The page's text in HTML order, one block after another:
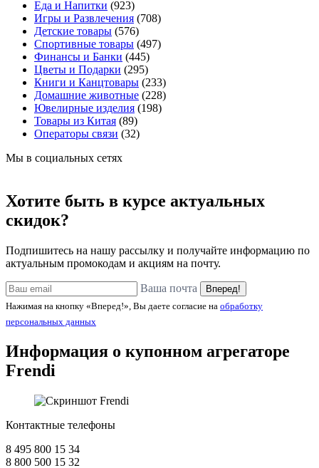
Еда и Напитки (923)
Игры и Развлечения (708)
Детские товары (576)
Спортивные товары (497)
Финансы и Банки (445)
Цветы и Подарки (295)
Книги и Канцтовары (233)
Домашние животные (228)
Ювелирные изделия (198)
Товары из Китая (89)
Операторы связи (32)
Мы в социальных сетях
Хотите быть в курсе актуальных
скидок?
Подпишитесь на нашу рассылку и получайте информацию по
актуальным промокодам и акциям на почту.
Ваша почта
Вперед!
Нажимая на кнопку «Вперед!», Вы даете согласие на обработку
персональных данных
Информация о купонном агрегаторе
Frendi
Контактные телефоны
8 495 800 15 34
8 800 500 15 32